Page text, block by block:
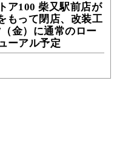
ア100 柴又駅前店が
もって閉店、改装工
金）に通常のロー
ーアル予定